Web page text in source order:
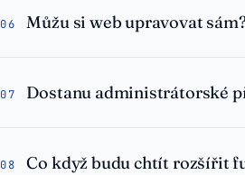
06 Můžu si web upravovat
07 Dostanu administrátorské
08 Co když budu chtít rozšířit